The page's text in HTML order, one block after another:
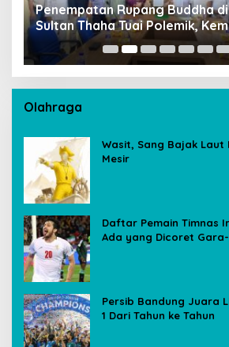
Penempatan Rupang Buddha
Sultan Thaha Tuai Polemik,
Ambil Langkah Cepat
Olahraga
Wasit, Sang Bajak Laut
Mesir
Daftar Pemain Timnas
Ada yang Dicoret
Persib Bandung Juara
1 Dari Tahun ke Tahun